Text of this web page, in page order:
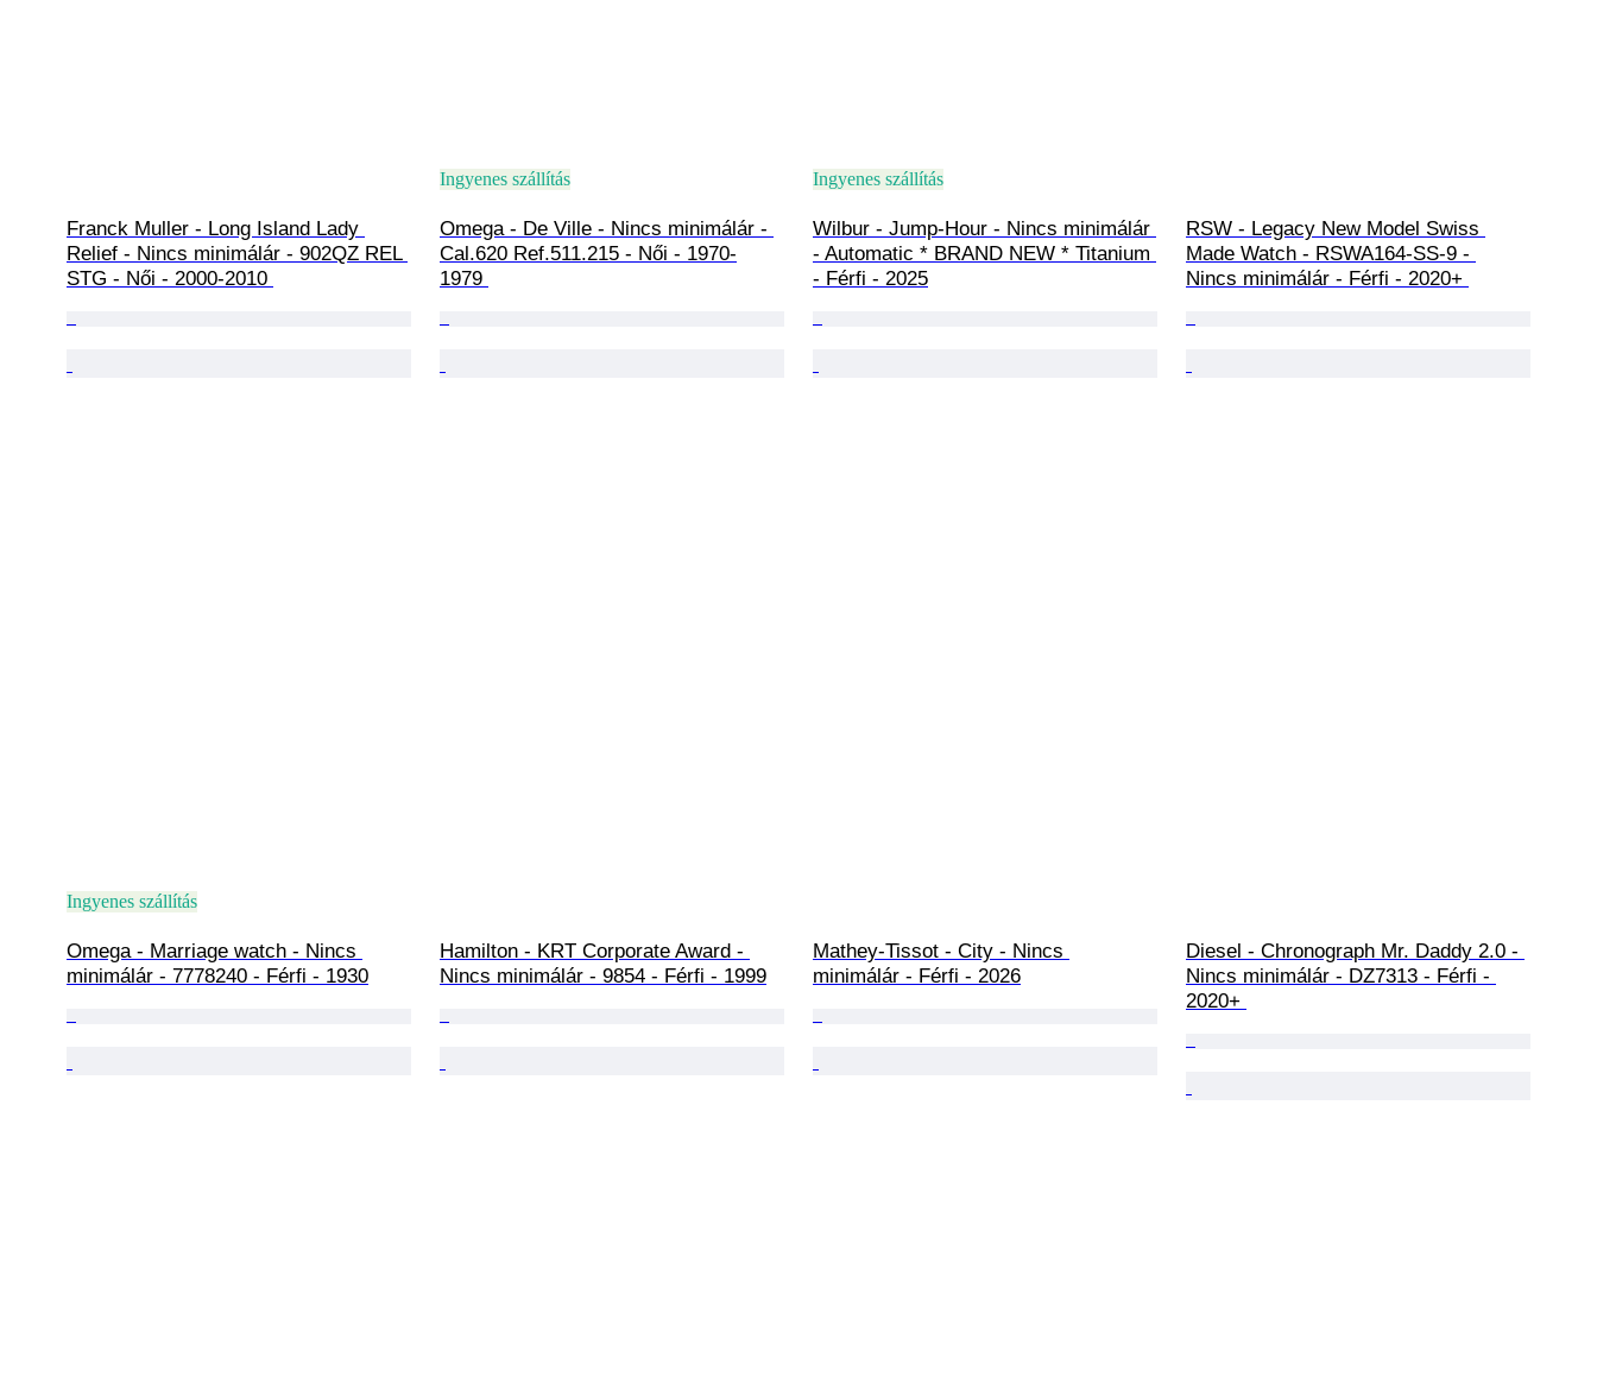
Franck Muller - Long Island Lady
Relief - Nincs minimálár - 902QZ REL
STG - Női - 2000-2010
Ingyenes szállítás
Omega - De Ville - Nincs minimálár -
Cal.620 Ref.511.215 - Női - 1970-
1979
Ingyenes szállítás
Wilbur - Jump-Hour - Nincs minimálár
- Automatic * BRAND NEW * Titanium
- Férfi - 2025
RSW - Legacy New Model Swiss
Made Watch - RSWA164-SS-9 -
Nincs minimálár - Férfi - 2020+
Ingyenes szállítás
Omega - Marriage watch - Nincs
minimálár - 7778240 - Férfi - 1930
Hamilton - KRT Corporate Award -
Nincs minimálár - 9854 - Férfi - 1999
Mathey-Tissot - City - Nincs
minimálár - Férfi - 2026
Diesel - Chronograph Mr. Daddy 2.0 -
Nincs minimálár - DZ7313 - Férfi -
2020+